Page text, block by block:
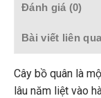
Đánh giá (0)
Bài viết liên
Cây bồ quân là
lâu năm liệt vào